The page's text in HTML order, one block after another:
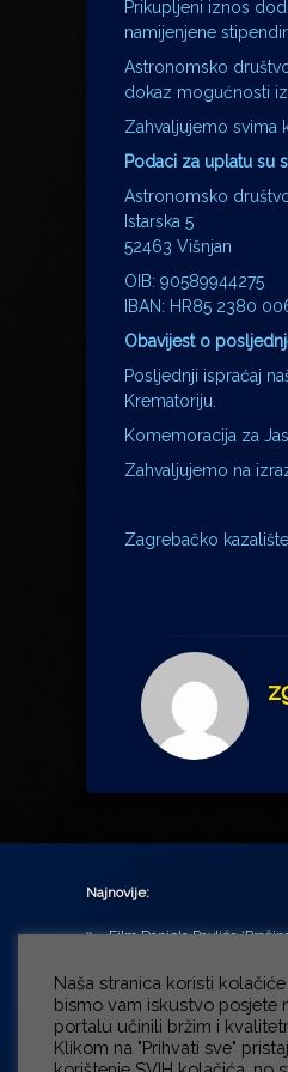
Prikupljeni iznos
namijenjene
Astronomsko
dokaz mogućnosti
Zahvaljujemo svima
Podaci za uplatu su
Astronomsko
Istarska 5
52463 Višnjan
OIB: 90589944275
IBAN: HR85 2380
Obavijest o
Posljednji ispraćaj
Krematoriju.
Komemoracija za
Zahvaljujemo na
Zagrebačko
Najnovije:
Film Daniela Pavlića
Green Montenegro
U središtu Petrinje
Hegedušić: Kultura
Od petka do nedjelje (31.7.
u Zagrebu otvara vrata
Naša stranica koristi
bismo vam iskustvo posjete
portalu učinili bržim i
Klikom na "Prihvati sve"